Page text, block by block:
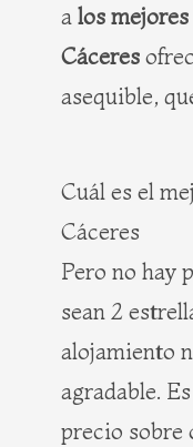
a los
Cáceres
asequible,
Cuál es el
Cáceres
Pero no hay
sean 2
alojamiento
agradable.
precio sobre